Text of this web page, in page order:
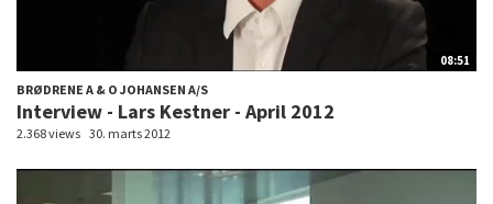
08:51
BRØDRENE A & O JOHANSEN A/S
Interview - Lars Kestner - April 2012
2.368 views 30. marts 2012